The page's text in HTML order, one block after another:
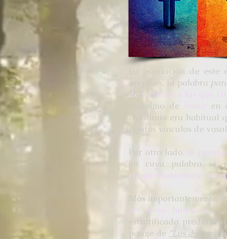
La asociación de
orígenes, la palabra
de virtudes a las que
sinónimo de
en
Occitania era habitual
rígidos vínculos de
Por otro lado,
en cuya palabra se
comportamiento se
Más importantemente,
los seres humanos.
estratificada
pasaje de “Los dos